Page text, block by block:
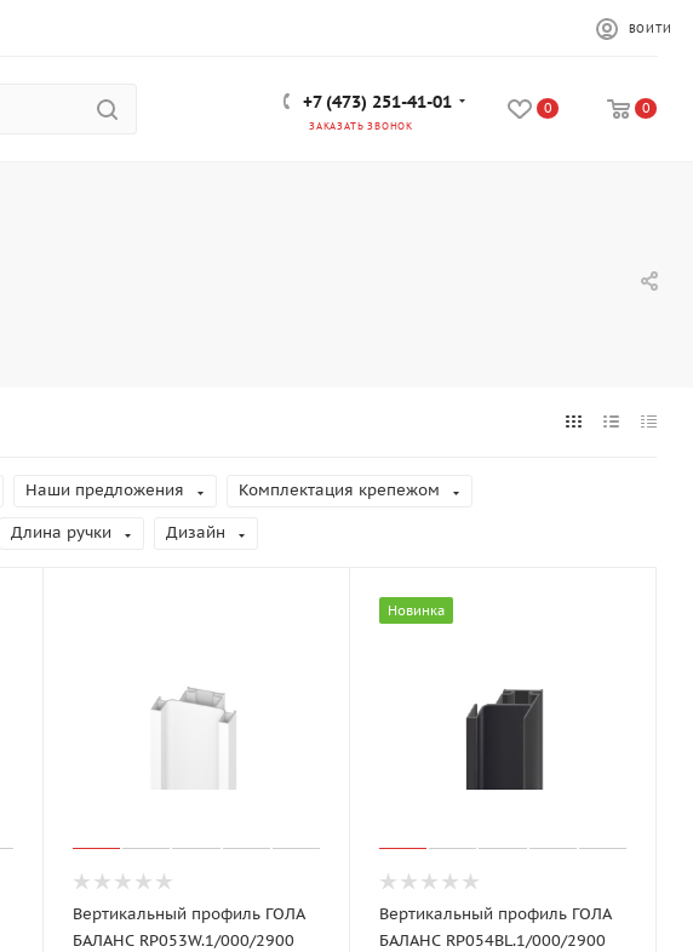
ВОЙТИ
+7 (473) 251-41-01
ЗАКАЗАТЬ ЗВОНОК
0 0
Наши предложения Комплектация крепежом
Длина ручки Дизайн
Вертикальный профиль ГОЛА
БАЛАНС RP053W.1/000/2900
Новинка
Вертикальный профиль ГОЛА
БАЛАНС RP054BL.1/000/2900